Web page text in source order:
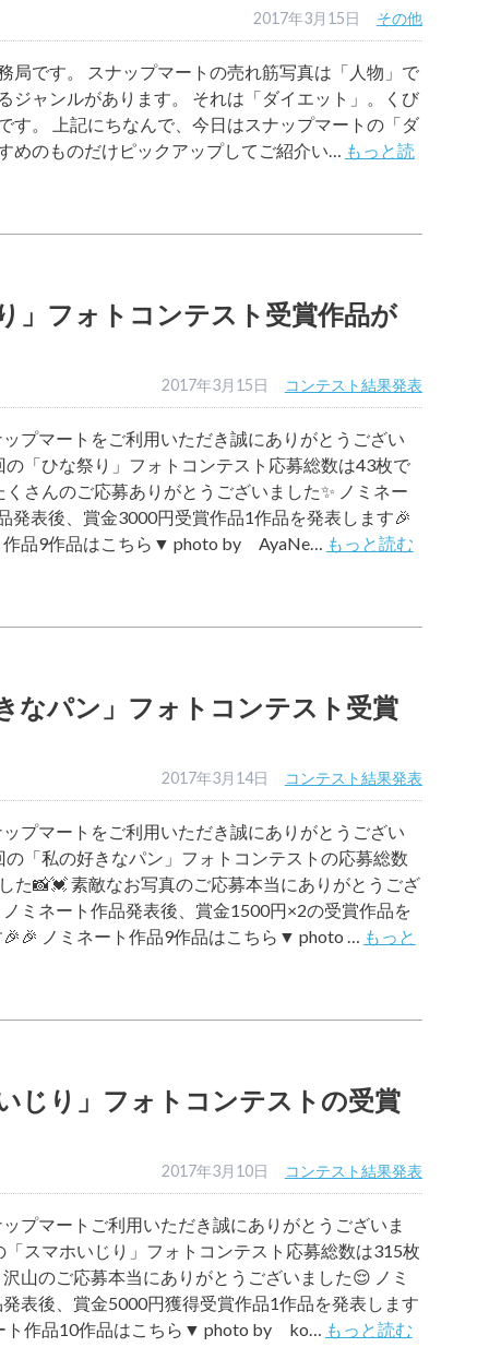
2017年3月15日 その他
局です。 スナップマートの売れ筋写真は「人物」で
ジャンルがあります。 それは「ダイエット」。くび
す。 上記にちなんで、今日はスナップマートの「ダ
めのものだけピックアップしてご紹介い… もっと読
」フォトコンテスト受賞作品が
2017年3月15日 コンテスト結果発表
プマートをご利用いただき誠にありがとうござい
の「ひな祭り」フォトコンテスト応募総数は43枚で
くさんのご応募ありがとうございました✨ ノミネー
発表後、賞金3000円受賞作品1作品を発表します🎉
作品9作品はこちら▼ photo by AyaNe… もっと読む
なパン」フォトコンテスト受賞
2017年3月14日 コンテスト結果発表
プマートをご利用いただき誠にありがとうござい
の「私の好きなパン」フォトコンテストの応募総数
た📸💓 素敵なお写真のご応募本当にありがとうござ
ノミネート作品発表後、賞金1500円×2の受賞作品を
ノミネート作品9作品はこちら▼ photo … もっと
じり」フォトコンテストの受賞
2017年3月10日 コンテスト結果発表
プマートご利用いただき誠にありがとうございま
「スマホいじり」フォトコンテスト応募総数は315枚
沢山のご応募本当にありがとうございました😌 ノミ
表後、賞金5000円獲得受賞作品1作品を発表します
ト作品10作品はこちら▼ photo by ko… もっと読む